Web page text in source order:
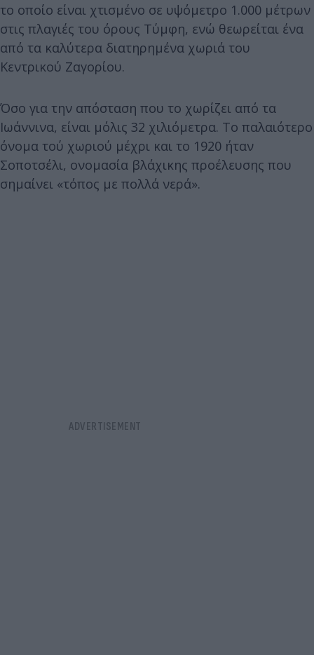
το οποίο είναι χτισμένο σε υψόμετρο 1.000 μέτρων
στις πλαγιές του όρους Τύμφη, ενώ θεωρείται ένα
από τα καλύτερα διατηρημένα χωριά του
Κεντρικού Ζαγορίου.
Όσο για την απόσταση που το χωρίζει από τα
Ιωάννινα, είναι μόλις 32 χιλιόμετρα. Το παλαιότερο
όνομα τού χωριού μέχρι και το 1920 ήταν
Σοποτσέλι, ονομασία βλάχικης προέλευσης που
σημαίνει «τόπος με πολλά νερά».